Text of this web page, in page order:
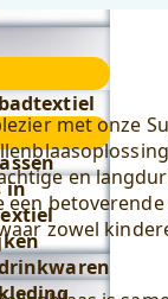
submenu
in
met onze
en
zowel